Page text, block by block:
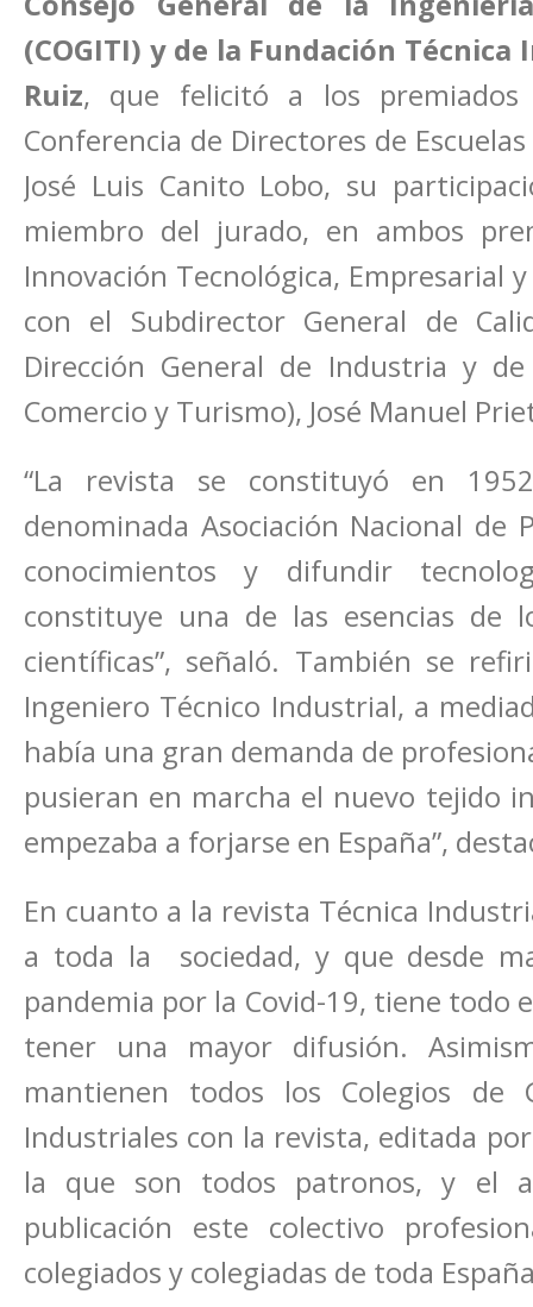
(COGITI) y de la Fundación
Ruiz, que felicitó a los
Conferencia de Directores de
José Luis Canito Lobo, su
miembro del jurado, en ambos
Innovación Tecnológica, Empresarial
con el Subdirector General de
Dirección General de Industria y
Comercio y Turismo), José Manuel
“La revista se constituyó en
denominada Asociación Nacional
conocimientos y difundir
constituye una de las esencias de
científicas”, señaló. También se
Ingeniero Técnico Industrial, a
había una gran demanda de
pusieran en marcha el nuevo tejido
empezaba a forjarse en España”,
En cuanto a la revista Técnica
a toda la sociedad, y que desde
pandemia por la Covid-19, tiene todo
tener una mayor difusión.
mantienen todos los Colegios de
Industriales con la revista, editada
la que son todos patronos, y el
publicación este colectivo
colegiados y colegiadas de toda